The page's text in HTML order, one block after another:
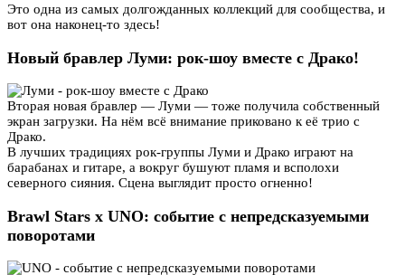
Это одна из самых долгожданных коллекций для сообщества, и
вот она наконец-то здесь!
Новый бравлер Луми: рок-шоу вместе с Драко!
Вторая новая бравлер — Луми — тоже получила собственный
экран загрузки. На нём всё внимание приковано к её трио с
Драко.
В лучших традициях рок-группы Луми и Драко играют на
барабанах и гитаре, а вокруг бушуют пламя и всполохи
северного сияния. Сцена выглядит просто огненно!
Brawl Stars x UNO: событие с непредсказуемыми
поворотами